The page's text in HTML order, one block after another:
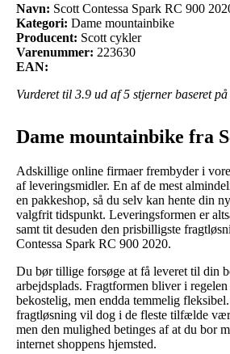
Navn: Scott Contessa Spark RC 900
Kategori: Dame mountainbike
Producent: Scott cykler
Varenummer: 223630
EAN:
Vurderet til 3.9 ud af 5 stjerner baseret på
Dame mountainbike fra
Adskillige online firmaer frembyder i
af leveringsmidler. En af de mest
en pakkeshop, så du selv kan hente din
valgfrit tidspunkt. Leveringsformen er
samt tit desuden den prisbilligste
Contessa Spark RC 900 2020.
Du bør tillige forsøge at få leveret til din
arbejdsplads. Fragtformen bliver i regelen
bekostelig, men endda temmelig
fragtløsning vil dog i de fleste tilfælde
men den mulighed betinges af at du bor
internet shoppens hjemsted.